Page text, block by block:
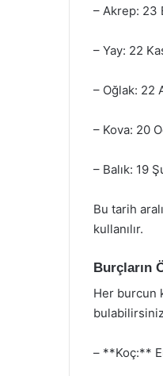
– Akrep: 23
– Yay: 22
– Oğlak: 22
– Kova: 20
– Balık: 19
Bu tarih
kullanılır.
Burçların
Her burcun
– **Koç:**